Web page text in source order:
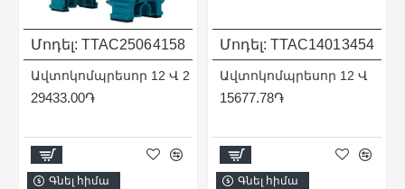
Մոդել: TTAC25064158
Ավտոկոմպրեսոր 12 Վ 2
29433.00֏
Գնել հիմա
Մոդել: TTAC14013454
Ավտոկոմպրեսոր 12 Վ
15677.78֏
Գնել հիմա